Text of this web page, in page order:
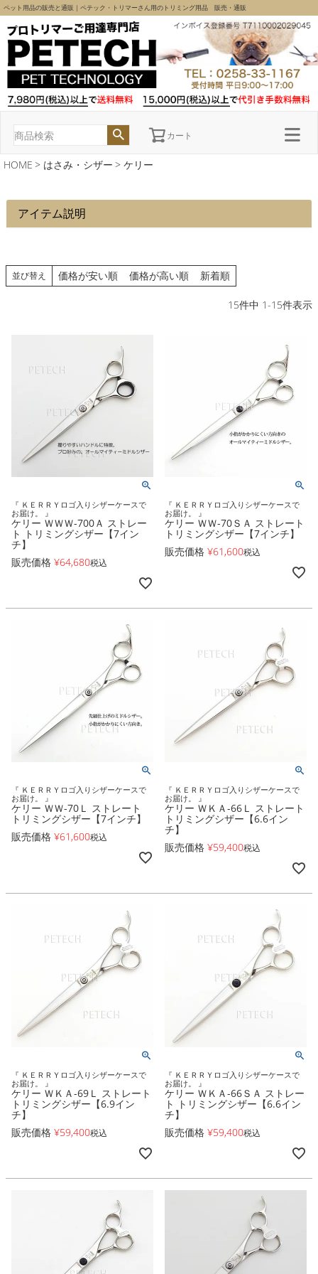
ペット用品の販売と通販｜ペテック・トリマーさん用のトリミング用品 販売・通販
カート
HOME はさみ・シザー ケリー
アイテム説明
並び替え 価格が安い順 価格が高い順 新着順
15件中 1-15件表示
『 ＫＥＲＲＹロゴ入りシザーケースで
お届け。 』
ケリー ＷＷＷ-700Ａ ストレー
ト トリミングシザー【7イン
チ】
販売価格 ¥64,680税込
『 ＫＥＲＲＹロゴ入りシザーケースで
お届け。 』
ケリー ＷＷ-70ＳＡ ストレート
トリミングシザー【7インチ】
販売価格 ¥61,600税込
『 ＫＥＲＲＹロゴ入りシザーケースで
お届け。 』
ケリー ＷＷ-70Ｌ ストレート
トリミングシザー【7インチ】
販売価格 ¥61,600税込
『 ＫＥＲＲＹロゴ入りシザーケースで
お届け。 』
ケリー ＷＫＡ-66Ｌ ストレート
トリミングシザー【6.6イン
チ】
販売価格 ¥59,400税込
『 ＫＥＲＲＹロゴ入りシザーケースで
お届け。 』
ケリー ＷＫＡ-69Ｌ ストレート
トリミングシザー【6.9イン
チ】
販売価格 ¥59,400税込
『 ＫＥＲＲＹロゴ入りシザーケースで
お届け。 』
ケリー ＷＫＡ-66ＳＡ ストレー
ト トリミングシザー【6.6イン
チ】
販売価格 ¥59,400税込